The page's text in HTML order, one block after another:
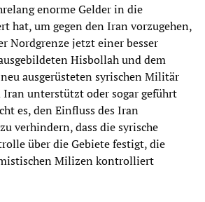
enorme Gelder in die
hat, um gegen den Iran vorzugehen,
Nordgrenze jetzt einer besser
Hisbollah und dem
ausgerüsteten syrischen Militär
Iran unterstützt oder sogar geführt
es, den Einfluss des Iran
verhindern, dass die syrische
über die Gebiete festigt, die
Milizen kontrolliert